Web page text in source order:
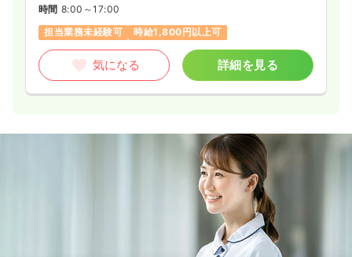
時間 8:00～17:00
担当業務未経験可
時給1,800円以上可
気になる 詳細を見る